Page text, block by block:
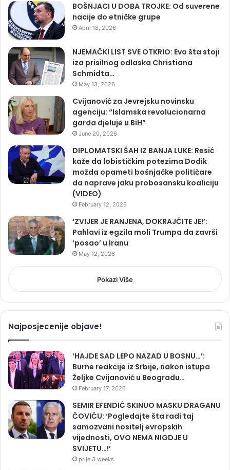
BOŠNJACI U DOBA TROJKE: Od suverene
nacije do etničke grupe
April 18, 2026
NJEMAČKI LIST SVE OTKRIO: Evo šta stoji
iza prisilnog odlaska Christiana
Schmidta…
May 13, 2026
Cvijanović za Jevrejsku novinsku
agenciju: “Islamska revolucionarna
garda djeluje u BiH”
June 20, 2026
DIPLOMATSKI ŠAH IZ BANJA LUKE: Resić
kaže da lobističkim potezima Dodik
možda opameti bošnjačke političare
da naprave jaku probosansku koaliciju
(VIDEO)
February 12, 2026
‘ZVIJER JE RANJENA, DOKRAJČITE JE!’:
Pahlavi iz egzila moli Trumpa da završi
‘posao’ u Iranu
May 12, 2026
Pokazi Više
Najposjecenije objave!
‘HAJDE SAD LEPO NAZAD U BOSNU…’:
Burne reakcije iz Srbije, nakon istupa
Željke Cvijanović u Beogradu…
February 17, 2026
SEMIR EFENDIĆ SKINUO MASKU DRAGANU
ČOVIĆU: ‘Pogledajte šta radi taj
samozvani nositelj evropskih
vijednosti, OVO NEMA NIGDJE U
SVIJETU…!’
prije 3 weeks